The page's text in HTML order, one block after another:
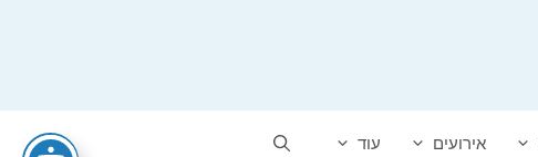
אירועים עוד